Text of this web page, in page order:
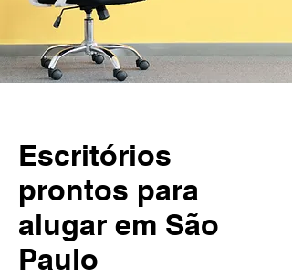
Escritórios
prontos para
alugar em São
Paulo